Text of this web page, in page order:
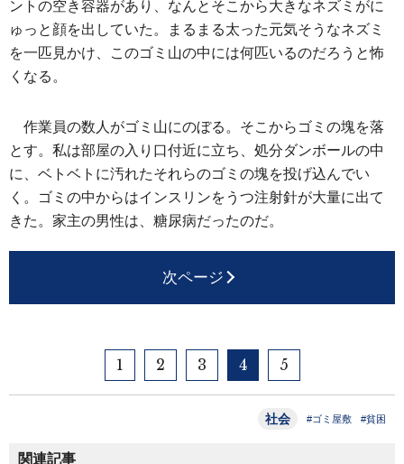
ントの空き容器があり、なんとそこから大きなネズミがに
ゅっと顔を出していた。まるまる太った元気そうなネズミ
を一匹見かけ、このゴミ山の中には何匹いるのだろうと怖
くなる。
作業員の数人がゴミ山にのぼる。そこからゴミの塊を落
とす。私は部屋の入り口付近に立ち、処分ダンボールの中
に、ベトベトに汚れたそれらのゴミの塊を投げ込んでい
く。ゴミの中からはインスリンをうつ注射針が大量に出て
きた。家主の男性は、糖尿病だったのだ。
次ページ
1 2 3 4 5
社会 #ゴミ屋敷 #貧困
関連記事